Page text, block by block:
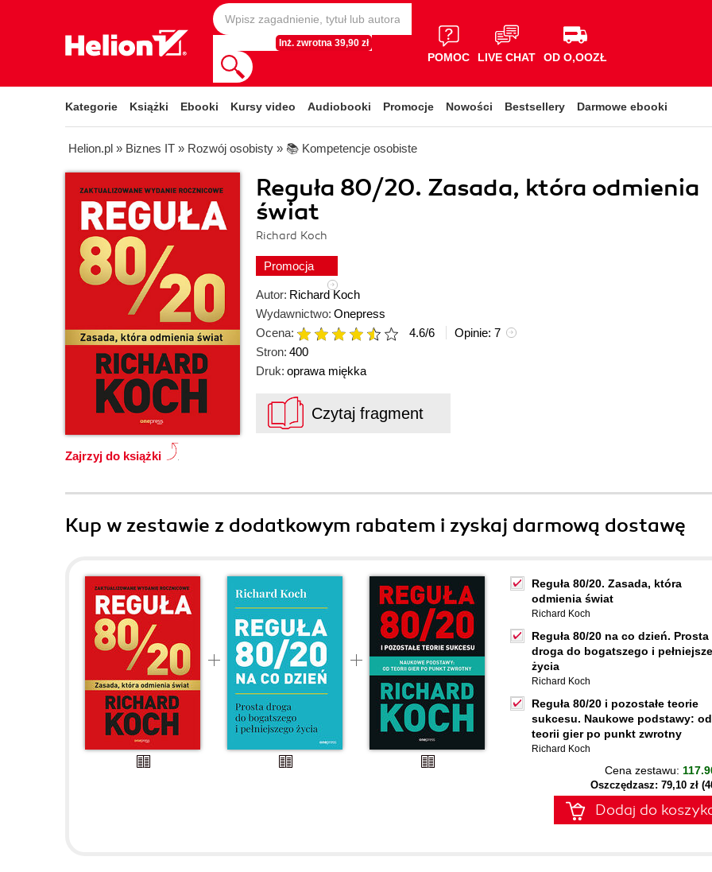
Inż. zwrotna 39,90 zł
POMOC LIVE CHAT OD O,OOZŁ
Kategorie Książki Ebooki Kursy video Audiobooki Promocje Nowości Bestsellery Darmowe ebooki
Helion.pl » Biznes IT » Rozwój osobisty » 📚 Kompetencje osobiste
Reguła 80/20. Zasada, która odmienia
świat
Richard Koch
Promocja
Zajrzyj do książki
Autor: Richard Koch
Wydawnictwo: Onepress
Ocena:
4.6/6 Opinie: 7
Stron: 400
Druk: oprawa miękka
Czytaj fragment
Kup w zestawie z dodatkowym rabatem i zyskaj darmową dostawę
Reguła 80/20. Zasada, która
odmienia świat
Richard Koch
Reguła 80/20 na co dzień. Prosta
droga do bogatszego i
życia
Richard Koch
Reguła 80/20 i pozostałe teorie
sukcesu. Naukowe podstawy: od
teorii gier po punkt zwrotny
Richard Koch
Cena zestawu:
Oszczędzasz: 79,10 zł
Dodaj do